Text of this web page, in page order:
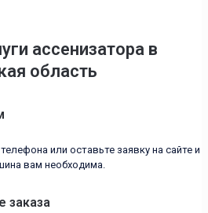
ассенизаторa в
область
или оставьте заявку на сайте и
вам необходима.
заказа